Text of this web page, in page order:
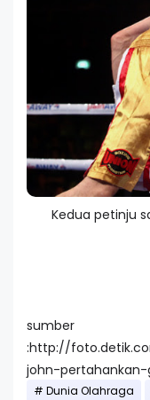
Kedua petinju
sumber
:http://
john-pertahankan-
Dunia Olahraga